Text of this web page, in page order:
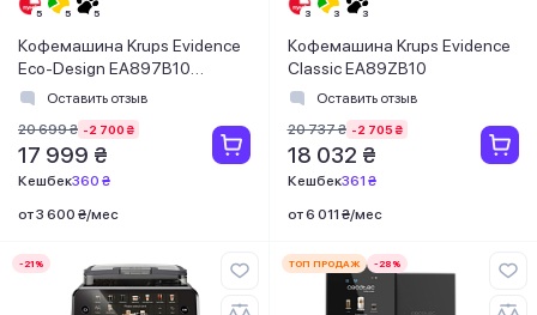
Кофемашина Krups Evidence
Eco-Design EA897B10
8010001021
Оставить отзыв
20 699 ₴ -2 700 ₴
17 999 ₴
Кешбек360 ₴
от 3 600 ₴/мес
Кофемашина Krups Evidence
Classic EA89ZB10
Оставить отзыв
20 737 ₴ -2 705 ₴
18 032 ₴
Кешбек361 ₴
от 6 011 ₴/мес
-21% ТОП ПРОДАЖ -28%